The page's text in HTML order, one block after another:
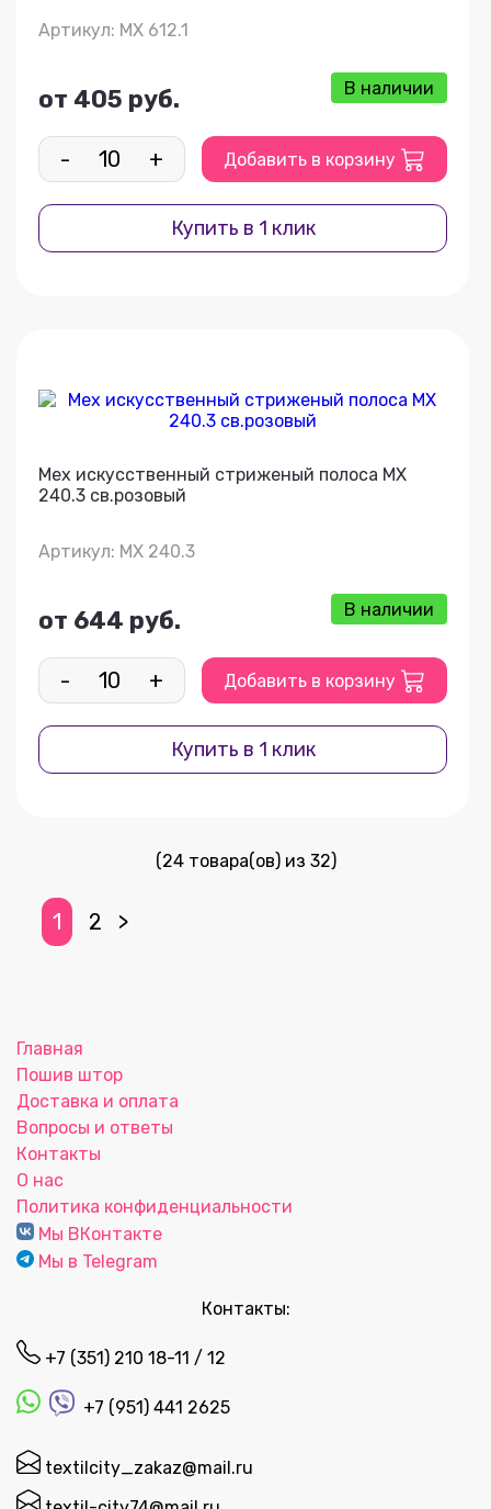
Артикул: МХ 612.1
от 405 руб. В наличии
- + Добавить в корзину
Купить в 1 клик
Мех искусственный стриженый полоса МХ
240.3 св.розовый
Артикул: МХ 240.3
от 644 руб. В наличии
- + Добавить в корзину
Купить в 1 клик
(24 товара(ов) из 32)
1 2 >
Главная
Пошив штор
Доставка и оплата
Вопросы и ответы
Контакты
О нас
Политика конфиденциальности
Мы ВКонтакте
Мы в Telegram
Контакты:
+7 (351) 210 18-11 / 12
+7 (951) 441 2625
textilcity_zakaz@mail.ru